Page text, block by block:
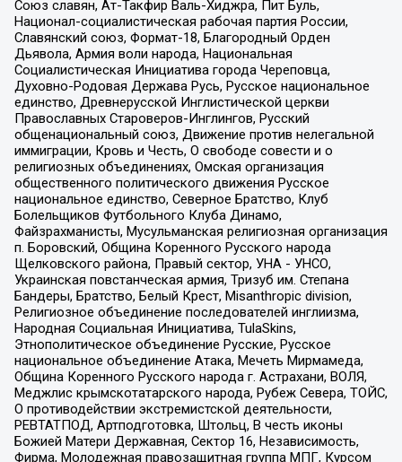
Союз славян, Ат-Такфир Валь-Хиджра, Пит Буль,
Национал-социалистическая рабочая партия России,
Славянский союз, Формат-18, Благородный Орден
Дьявола, Армия воли народа, Национальная
Социалистическая Инициатива города Череповца,
Духовно-Родовая Держава Русь, Русское национальное
единство, Древнерусской Инглистической церкви
Православных Староверов-Инглингов, Русский
общенациональный союз, Движение против нелегальной
иммиграции, Кровь и Честь, О свободе совести и о
религиозных объединениях, Омская организация
общественного политического движения Русское
национальное единство, Северное Братство, Клуб
Болельщиков Футбольного Клуба Динамо,
Файзрахманисты, Мусульманская религиозная организация
п. Боровский, Община Коренного Русского народа
Щелковского района, Правый сектор, УНА - УНСО,
Украинская повстанческая армия, Тризуб им. Степана
Бандеры, Братство, Белый Крест, Misanthropic division,
Религиозное объединение последователей инглиизма,
Народная Социальная Инициатива, TulaSkins,
Этнополитическое объединение Русские, Русское
национальное объединение Атака, Мечеть Мирмамеда,
Община Коренного Русского народа г. Астрахани, ВОЛЯ,
Меджлис крымскотатарского народа, Рубеж Севера, ТОЙС,
О противодействии экстремистской деятельности,
РЕВТАТПОД, Артподготовка, Штольц, В честь иконы
Божией Матери Державная, Сектор 16, Независимость,
Фирма, Молодежная правозащитная группа МПГ, Курсом